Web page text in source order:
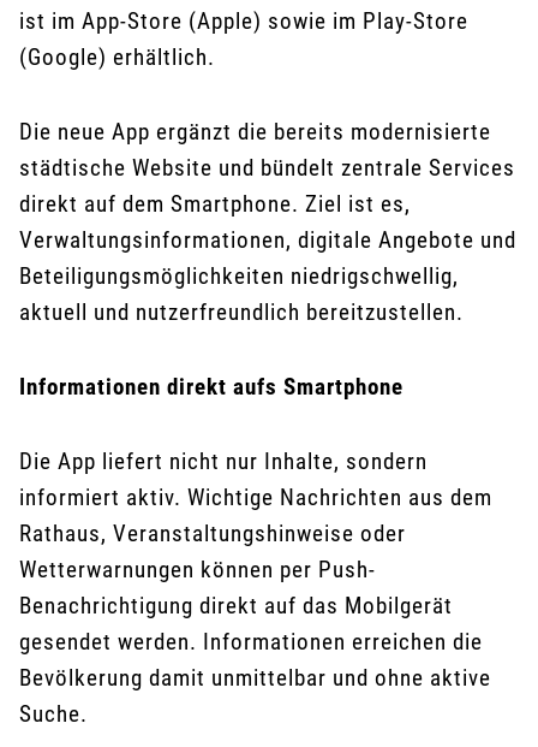
ist im App-Store (Apple) sowie im Play-Store
(Google) erhältlich.
Die neue App ergänzt die bereits modernisierte
städtische Website und bündelt zentrale Services
direkt auf dem Smartphone. Ziel ist es,
Verwaltungsinformationen, digitale Angebote und
Beteiligungsmöglichkeiten niedrigschwellig,
aktuell und nutzerfreundlich bereitzustellen.
Informationen direkt aufs Smartphone
Die App liefert nicht nur Inhalte, sondern
informiert aktiv. Wichtige Nachrichten aus dem
Rathaus, Veranstaltungshinweise oder
Wetterwarnungen können per Push-
Benachrichtigung direkt auf das Mobilgerät
gesendet werden. Informationen erreichen die
Bevölkerung damit unmittelbar und ohne aktive
Suche.